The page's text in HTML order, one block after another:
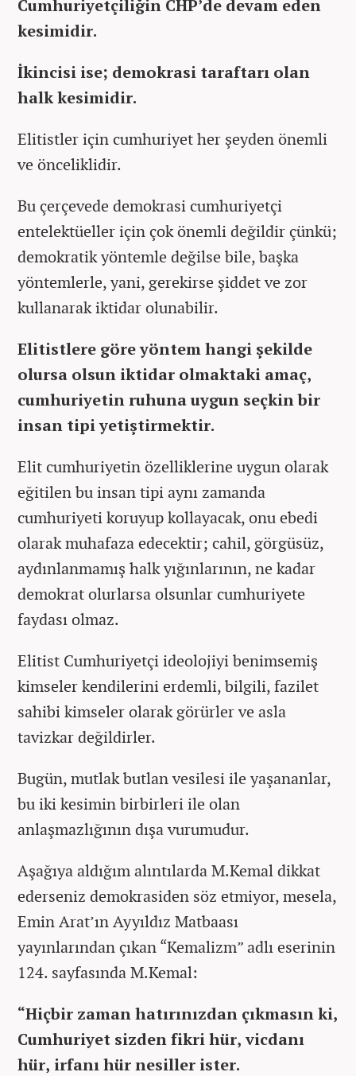
Cumhuriyetçiliğin CHP’de devam eden
kesimidir.
İkincisi ise; demokrasi taraftarı olan
halk kesimidir.
Elitistler için cumhuriyet her şeyden önemli
ve önceliklidir.
Bu çerçevede demokrasi cumhuriyetçi
entelektüeller için çok önemli değildir çünkü;
demokratik yöntemle değilse bile, başka
yöntemlerle, yani, gerekirse şiddet ve zor
kullanarak iktidar olunabilir.
Elitistlere göre yöntem hangi şekilde
olursa olsun iktidar olmaktaki amaç,
cumhuriyetin ruhuna uygun seçkin bir
insan tipi yetiştirmektir.
Elit cumhuriyetin özelliklerine uygun olarak
eğitilen bu insan tipi aynı zamanda
cumhuriyeti koruyup kollayacak, onu ebedi
olarak muhafaza edecektir; cahil, görgüsüz,
aydınlanmamış halk yığınlarının, ne kadar
demokrat olurlarsa olsunlar cumhuriyete
faydası olmaz.
Elitist Cumhuriyetçi ideolojiyi benimsemiş
kimseler kendilerini erdemli, bilgili, fazilet
sahibi kimseler olarak görürler ve asla
tavizkar değildirler.
Bugün, mutlak butlan vesilesi ile yaşananlar,
bu iki kesimin birbirleri ile olan
anlaşmazlığının dışa vurumudur.
Aşağıya aldığım alıntılarda M.Kemal dikkat
ederseniz demokrasiden söz etmiyor, mesela,
Emin Arat’ın Ayyıldız Matbaası
yayınlarından çıkan “Kemalizm” adlı eserinin
124. sayfasında M.Kemal:
“Hiçbir zaman hatırınızdan çıkmasın ki,
Cumhuriyet sizden fikri hür, vicdanı
hür, irfanı hür nesiller ister.